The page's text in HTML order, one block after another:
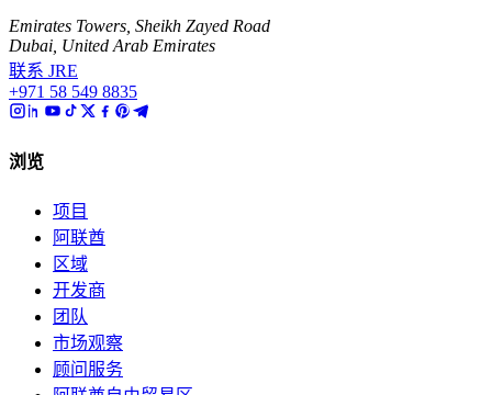
Emirates Towers, Sheikh Zayed Road
Dubai, United Arab Emirates
联系 JRE
+971 58 549 8835
浏览
项目
阿联酋
区域
开发商
团队
市场观察
顾问服务